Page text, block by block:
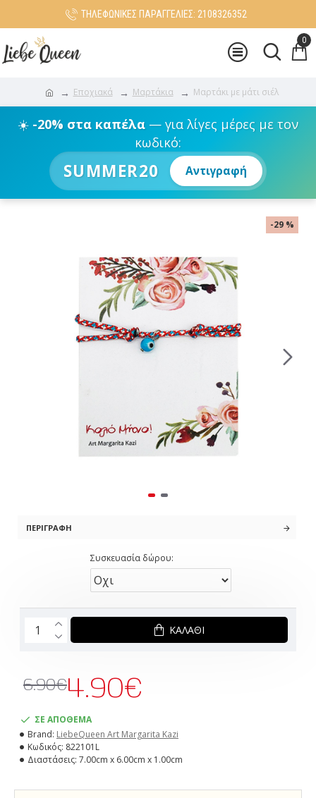
ΤΗΛΕΦΩΝΙΚΕΣ ΠΑΡΑΓΓΕΛΙΕΣ: 2108326352
0
Εποχιακά Μαρτάκια Μαρτάκι με μάτι σιέλ
☀️ -20% στα καπέλα— για λίγες μέρες με τον
κωδικό:
SUMMER20 Αντιγραφή
-29 %
ΠΕΡΙΓΡΑΦΉ
ΣΕ ΑΠΟΘΕΜΑ
Brand: LiebeQueen Art Margarita Kazi
Κωδικός: 822101L
Διαστάσεις: 7.00cm x 6.00cm x 1.00cm
4.90€
6.90€
Συσκευασία δώρου:
ΚΑΛΆΘΙ